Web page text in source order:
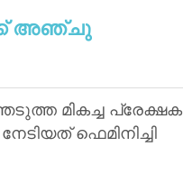
അഞ്ചു
മികച്ച പ്രേക്ഷക
ഫെമിനിച്ചി